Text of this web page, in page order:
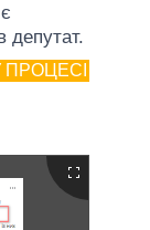
депутат.
ПРОЦЕСІ